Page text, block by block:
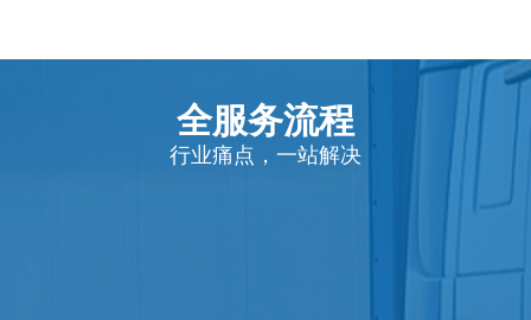
行业痛点，一站解决
全服务流程